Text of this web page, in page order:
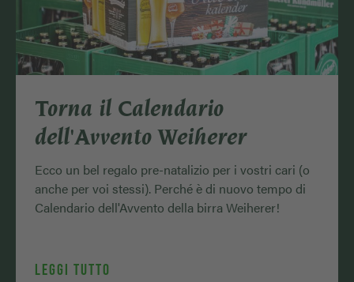
Torna il Calendario
dell'Avvento Weiherer
Ecco un bel regalo pre-natalizio per i vostri cari (o
anche per voi stessi). Perché è di nuovo tempo di
Calendario dell'Avvento della birra Weiherer!
LEGGI TUTTO